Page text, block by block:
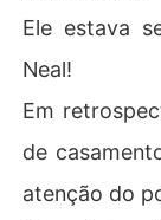
Ele estava
Neal!
Em
de
atenção do